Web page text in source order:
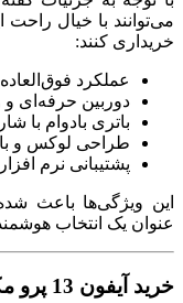
می‌توانند با خیال
خریداری کنند:
عملکرد
دوربین حرفه‌ای و
باتری بادوام با
طراحی لوکس و
پشتیبانی نرم
عنوان یک انتخاب
خرید آیفون 13 پرو مکس از فروشگاه Apple Storee